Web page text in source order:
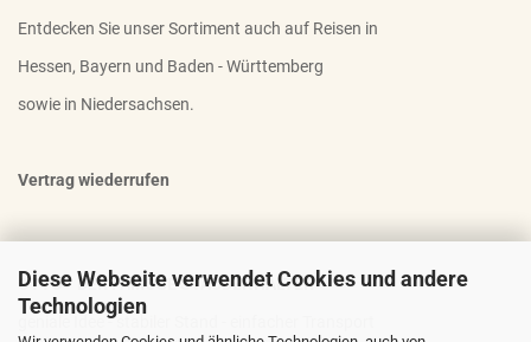
Diese Webseite verwendet Cookies und andere
Technologien
Entdecken Sie unser Sortiment auch auf Reisen in
Hessen, Bayern und Baden - Württemberg
sowie in Niedersachsen.
Vertrag wiederrufen
OTTO - DER FAMOSE STAUDENHALTER
geniale Idee - stabiler Stand - einfacher Transport